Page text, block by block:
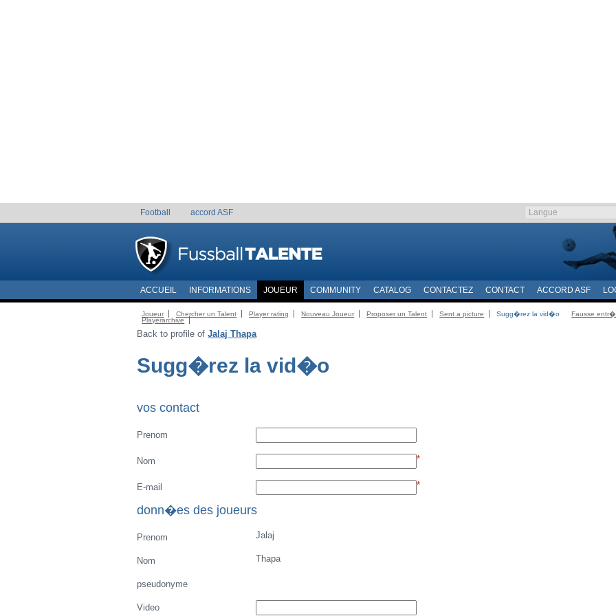
Football accord ASF
ACCUEIL INFORMATIONS JOUEUR COMMUNITY CATALOG CONTACTEZ CONTACT ACCORD ASF
Joueur Chercher un Talent Player rating Nouveau Joueur Proposer un Talent Sent a picture Sugg�rez la vid�o
Fausse
Playerarchive
Back to profile ofJalaj Thapa
Sugg�rez la vid�o
vos contact
Prenom
Nom *
E-mail *
donn�es des joueurs
Prenom Jalaj
Nom Thapa
pseudonyme
Video